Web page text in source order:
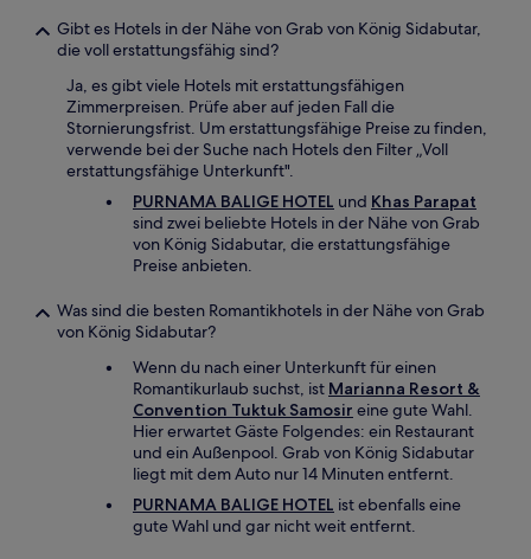
Gibt es Hotels in der Nähe von Grab von König Sidabutar,
die voll erstattungsfähig sind?
Ja, es gibt viele Hotels mit erstattungsfähigen
Zimmerpreisen. Prüfe aber auf jeden Fall die
Stornierungsfrist. Um erstattungsfähige Preise zu finden,
verwende bei der Suche nach Hotels den Filter „Voll
erstattungsfähige Unterkunft".
PURNAMA BALIGE HOTEL und Khas Parapat
sind zwei beliebte Hotels in der Nähe von Grab
von König Sidabutar, die erstattungsfähige
Preise anbieten.
Was sind die besten Romantikhotels in der Nähe von Grab
von König Sidabutar?
Wenn du nach einer Unterkunft für einen
Romantikurlaub suchst, ist Marianna Resort &
Convention Tuktuk Samosir eine gute Wahl.
Hier erwartet Gäste Folgendes: ein Restaurant
und ein Außenpool. Grab von König Sidabutar
liegt mit dem Auto nur 14 Minuten entfernt.
PURNAMA BALIGE HOTEL ist ebenfalls eine
gute Wahl und gar nicht weit entfernt.